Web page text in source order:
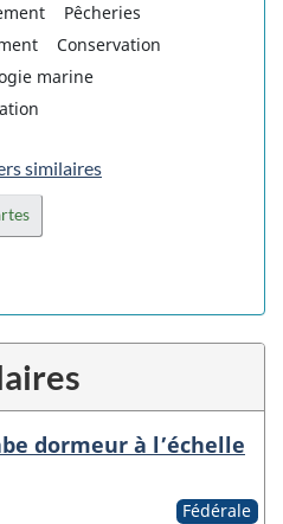
Pêcheries
Conservation
marine
similaires
dormeur à l’échelle
Fédérale